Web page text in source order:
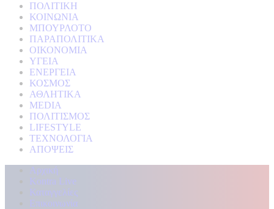
ΠΟΛΙΤΙΚΗ
ΚΟΙΝΩΝΙΑ
ΜΠΟΥΡΛΟΤΟ
ΠΑΡΑΠΟΛΙΤΙΚΑ
ΟΙΚΟΝΟΜΙΑ
ΥΓΕΙΑ
ΕΝΕΡΓΕΙΑ
ΚΟΣΜΟΣ
ΑΘΛΗΤΙΚΑ
MEDIA
ΠΟΛΙΤΙΣΜΟΣ
LIFESTYLE
ΤΕΧΝΟΛΟΓΙΑ
ΑΠΟΨΕΙΣ
Αρχική
Kontra Live
Καταγγελίες
Επικοινωνία